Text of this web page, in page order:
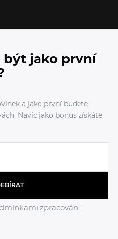
být jako první
a jako první budete
Navíc jako bonus získáte
zpracování